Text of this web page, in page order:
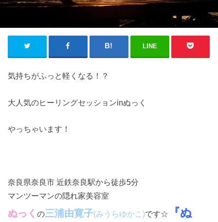
LINE
気持ちがふっと軽くなる！？
大人気のヒーリングセッションinぬっく
やっちゃいます！
奈良県奈良市 近鉄奈良駅から徒歩5分
マンツーマンの隠れ家美容室
ぬっくの三浦由寛子(みうらゆかこ)です☆
『ぬ